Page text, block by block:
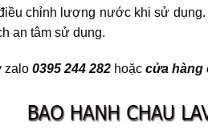
chỉnh lượng nước khi sử
an tâm sử dụng.
zalo 0395 244 282 hoặc cửa hàng